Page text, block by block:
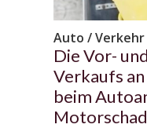
Auto / Verkehr
Die Vor-
Verkaufs
beim